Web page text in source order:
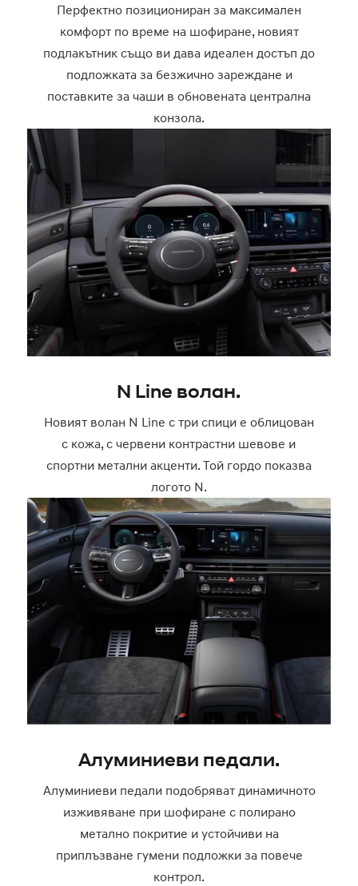
Перфектно позициониран за максимален
комфорт по време на шофиране, новият
подлакътник също ви дава идеален достъп до
подложката за безжично зареждане и
поставките за чаши в обновената централна
конзола.
N Line волан.
Новият волан N Line с три спици е облицован
с кожа, с червени контрастни шевове и
спортни метални акценти. Той гордо показва
логото N.
Алуминиеви педали.
Алуминиеви педали подобряват динамичното
изживяване при шофиране с полирано
метално покритие и устойчиви на
приплъзване гумени подложки за повече
контрол.